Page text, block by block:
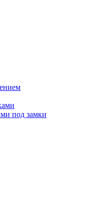
под замки